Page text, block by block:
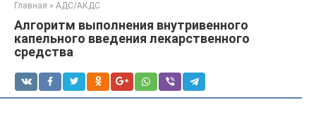
Главная » АДС/АКДС
Алгоритм выполнения внутривенного
капельного введения лекарственного
средства